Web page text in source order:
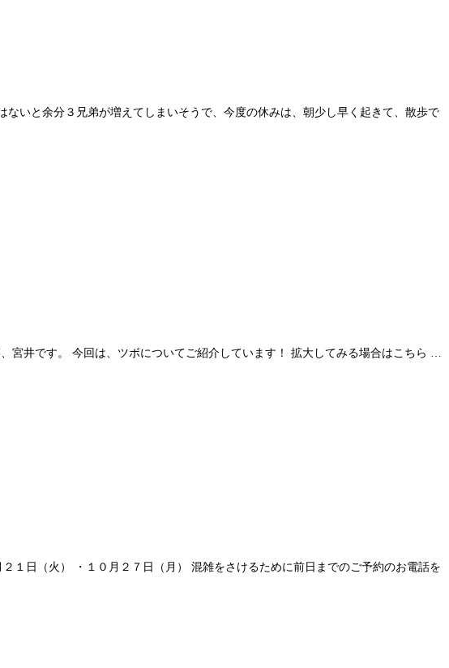
いと余分３兄弟が増えてしまいそうで、今度の休みは、朝少し早く起きて、散歩で
井です。 今回は、ツボについてご紹介しています！ 拡大してみる場合はこちら …
１日（火） ・１０月２７日（月） 混雑をさけるために前日までのご予約のお電話を